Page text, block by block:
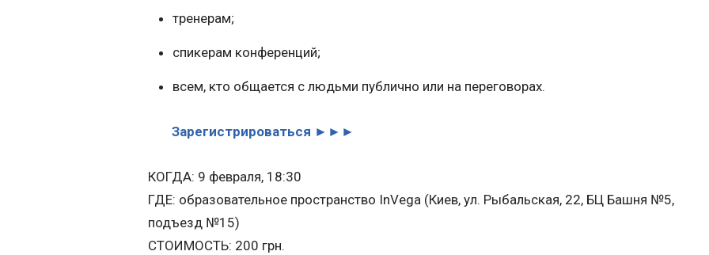
тренерам;
спикерам конференций;
всем, кто общается с людьми публично или на переговорах.
Зарегистрироваться ►►►
КОГДА: 9 февраля, 18:30
ГДЕ: образовательное пространство InVega (Киев, ул. Рыбальская, 22, БЦ Башня №5,
подъезд №15)
СТОИМОСТЬ: 200 грн.